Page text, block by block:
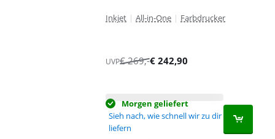
Inkjet | All-in-One | Farbdrucker
UVP€269,-€ 242,90
Morgen geliefert
Sieh nach, wie schnell wir zu dir
liefern